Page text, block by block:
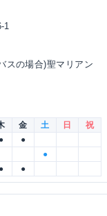
1
スの場合)聖マリアン
金 土 日
祝
●
●
●
● ●